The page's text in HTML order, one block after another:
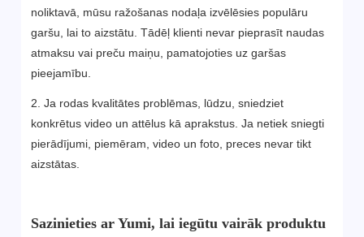
noliktavā, mūsu ražošanas nodaļa izvēlēsies populāru
garšu, lai to aizstātu. Tādēļ klienti nevar pieprasīt naudas
atmaksu vai preču maiņu, pamatojoties uz garšas
pieejamību.
2. Ja rodas kvalitātes problēmas, lūdzu, sniedziet
konkrētus video un attēlus kā aprakstus. Ja netiek sniegti
pierādījumi, piemēram, video un foto, preces nevar tikt
aizstātas.
Sazinieties ar Yumi, lai iegūtu vairāk produktu